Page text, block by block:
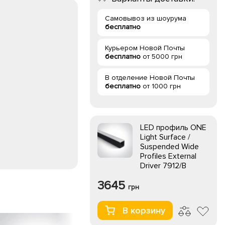
Самовывоз из шоурума
бесплатно
Курьером Новой Почты
бесплатно от 5000 грн
В отделение Новой Почты
бесплатно от 1000 грн
LED профиль ONE
Light Surface /
Suspended Wide
Profiles External
Driver 7912/B
3645 грн
В корзину